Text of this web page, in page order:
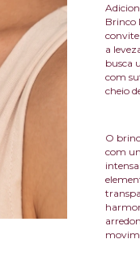
Brinco
a
busca
com
cheio
O
com